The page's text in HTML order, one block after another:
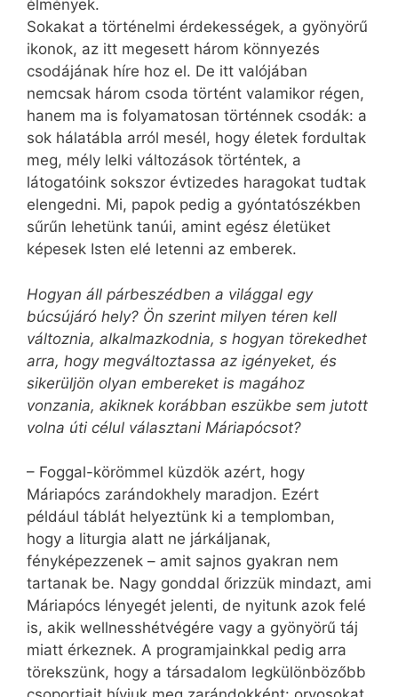
élmények.
Sokakat a történelmi érdekességek, a gyönyörű
ikonok, az itt megesett három könnyezés
csodájának híre hoz el. De itt valójában
nemcsak három csoda történt valamikor régen,
hanem ma is folyamatosan történnek csodák: a
sok hálatábla arról mesél, hogy életek fordultak
meg, mély lelki változások történtek, a
látogatóink sokszor évtizedes haragokat tudtak
elengedni. Mi, papok pedig a gyóntatószékben
sűrűn lehetünk tanúi, amint egész életüket
képesek Isten elé letenni az emberek.
Hogyan áll párbeszédben a világgal egy
búcsújáró hely? Ön szerint milyen téren kell
változnia, alkalmazkodnia, s hogyan törekedhet
arra, hogy megváltoztassa az igényeket, és
sikerüljön olyan embereket is magához
vonzania, akiknek korábban eszükbe sem jutott
volna úti célul választani Máriapócsot?
– Foggal-körömmel küzdök azért, hogy
Máriapócs zarándokhely maradjon. Ezért
például táblát helyeztünk ki a templomban,
hogy a liturgia alatt ne járkáljanak,
fényképezzenek – amit sajnos gyakran nem
tartanak be. Nagy gonddal őrizzük mind­azt, ami
Máriapócs lényegét jelenti, de nyitunk azok felé
is, akik wellnesshétvégére vagy a gyönyörű táj
miatt érkeznek. A programjainkkal pedig arra
törekszünk, hogy a társadalom legkülönbözőbb